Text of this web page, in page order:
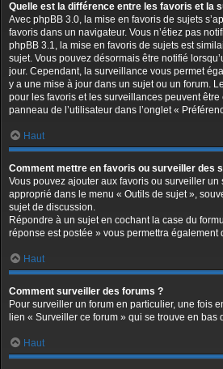
Quelle est la différence entre les favoris et la
Avec phpBB 3.0, la mise en favoris de sujets
favoris dans un navigateur. Vous n’étiez pas
phpBB 3.1, la mise en favoris de sujets est
sujet. Vous pouvez désormais être notifié
jour. Cependant, la surveillance vous permet
y a une mise à jour dans un sujet ou un forum.
pour les favoris et les surveillances peuvent
panneau de l’utilisateur dans l’onglet «
Haut
Comment mettre en favoris ou surveiller des
Vous pouvez ajouter aux favoris ou surveiller
approprié dans le menu « Outils de sujet »,
sujet de discussion.
Répondre à un sujet en cochant la case du
réponse est postée » vous permettra également
Haut
Comment surveiller des forums ?
Pour surveiller un forum en particulier, une fois
lien « Surveiller ce forum » qui se trouve en bas
Haut